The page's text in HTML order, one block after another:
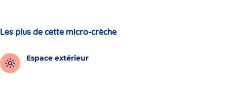
Les plus de cette micro-crèche
Espace extérieur